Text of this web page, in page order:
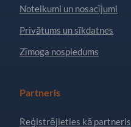
Noteikumi un nosacījumi
Privātums un sīkdatnes
Zīmoga nospiedums
Partneris
Reģistrējieties kā partneris